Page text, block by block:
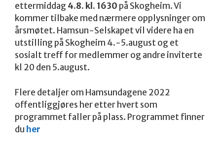
ettermiddag 4.8. kl. 1630 på Skogheim. Vi
kommer tilbake med nærmere opplysninger om
årsmøtet. Hamsun-Selskapet vil videre ha en
utstilling på Skogheim 4.-5.august og et
sosialt treff for medlemmer og andre inviterte
kl 20 den 5.august.
Flere detaljer om Hamsundagene 2022
offentliggjøres her etter hvert som
programmet faller på plass. Programmet finner
du her